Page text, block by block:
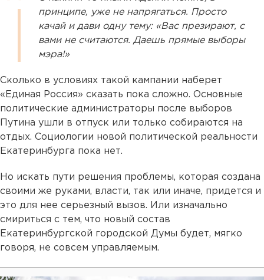
принципе, уже не напрягаться. Просто
качай и дави одну тему: «Вас презирают, с
вами не считаются. Даешь прямые выборы
мэра!»
Сколько в условиях такой кампании наберет
«Единая Россия» сказать пока сложно. Основные
политические администраторы после выборов
Путина ушли в отпуск или только собираются на
отдых. Социологии новой политической реальности
Екатеринбурга пока нет.
Но искать пути решения проблемы, которая создана
своими же руками, власти, так или иначе, придется и
это для нее серьезный вызов. Или изначально
смириться с тем, что новый состав
Екатеринбургской городской Думы будет, мягко
говоря, не совсем управляемым.